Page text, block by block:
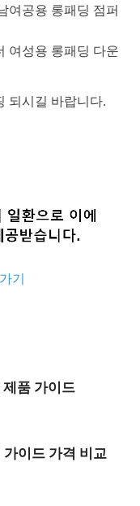
여공용 롱패딩 점퍼
여성용 롱패딩 다운
되시길 바랍니다.
기
품 가이드
이드 가격 비교